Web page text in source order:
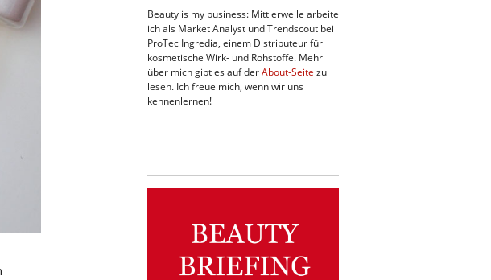
Beauty is my business: Mittlerweile arbeite
ich als Market Analyst und Trendscout bei
ProTec Ingredia, einem Distributeur für
kosmetische Wirk- und Rohstoffe. Mehr
über mich gibt es auf derAbout-Seite zu
lesen. Ich freue mich, wenn wir uns
kennenlernen!